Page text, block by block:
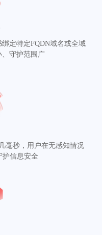
定特定FQDN域名或全域
守护范围广
毫秒，用户在无感知情况
护信息安全